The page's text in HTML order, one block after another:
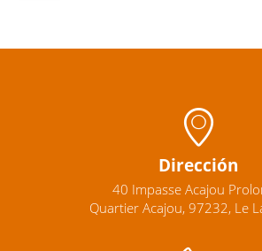
Dirección
40 Impasse Acajou
Quartier Acajou, 97232, Le